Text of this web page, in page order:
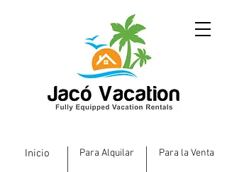
Inicio Para Alquilar Para la Venta